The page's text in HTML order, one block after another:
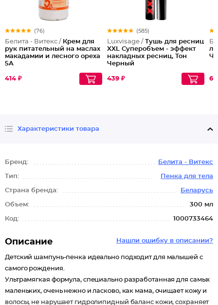
(76)
Белита - Витекс / Крем для
рук питательный на маслах
макадамии и лесного ореха
5A
414 ₽
(585)
Luxvisage / Тушь для ресниц
XXL Суперобъем - эффект
накладных ресниц, Тон
Черный
439 ₽
Характеристики товара
Бренд: Белита - Витекс
Тип: Пенка для тела
Страна бренда: Беларусь
Объем: 300 мл
Код: 1000733464
Нашли ошибку в описании?
Описание
Детский шампунь-пенка идеально подходит для малышей с
самого рождения.
Ультрамягкая формула, специально разработанная для самых
маленьких, очень нежно и ласково, как мама, очищает кожу и
волосы, не нарушает гидролипидный баланс кожи, сохраняет